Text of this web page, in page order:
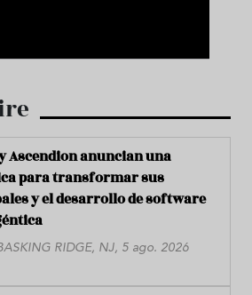
Ascendion anuncian una
para transformar sus
y el desarrollo de software
RIDGE, NJ, 5 ago. 2026